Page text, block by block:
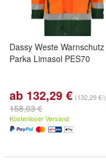
Dassy Weste Warnschutz
Parka Limasol PES70
ab 132,29 € (132,29 €/)
158,03 €
Kostenloser Versand